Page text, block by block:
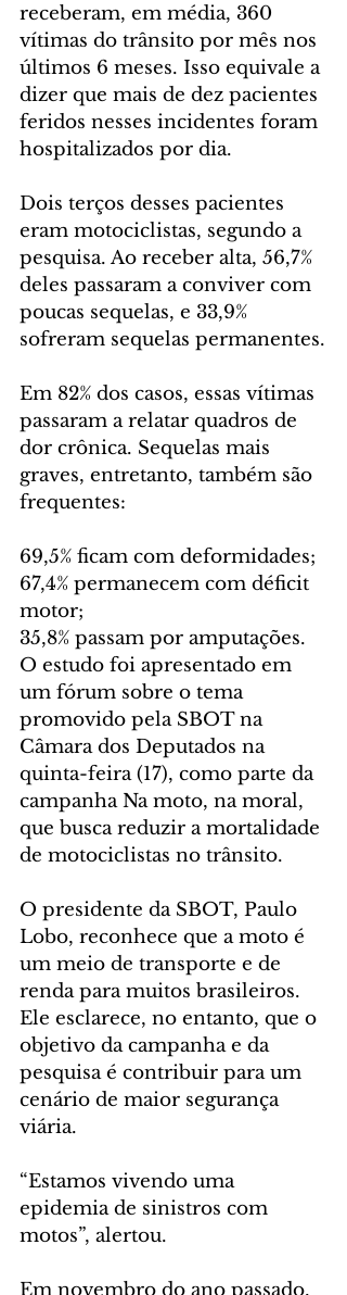
receberam, em média, 360
vítimas do trânsito por mês nos
últimos 6 meses. Isso equivale a
dizer que mais de dez pacientes
feridos nesses incidentes foram
hospitalizados por dia.
Dois terços desses pacientes
eram motociclistas, segundo a
pesquisa. Ao receber alta, 56,7%
deles passaram a conviver com
poucas sequelas, e 33,9%
sofreram sequelas permanentes.
Em 82% dos casos, essas vítimas
passaram a relatar quadros de
dor crônica. Sequelas mais
graves, entretanto, também são
frequentes:
69,5% ficam com deformidades;
67,4% permanecem com déficit
motor;
35,8% passam por amputações.
O estudo foi apresentado em
um fórum sobre o tema
promovido pela SBOT na
Câmara dos Deputados na
quinta-feira (17), como parte da
campanha Na moto, na moral,
que busca reduzir a mortalidade
de motociclistas no trânsito.
O presidente da SBOT, Paulo
Lobo, reconhece que a moto é
um meio de transporte e de
renda para muitos brasileiros.
Ele esclarece, no entanto, que o
objetivo da campanha e da
pesquisa é contribuir para um
cenário de maior segurança
viária.
“Estamos vivendo uma
epidemia de sinistros com
motos”, alertou.
Em novembro do ano passado,